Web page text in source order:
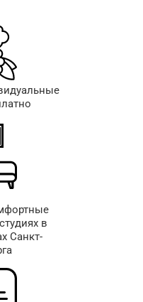
в
Санкт-